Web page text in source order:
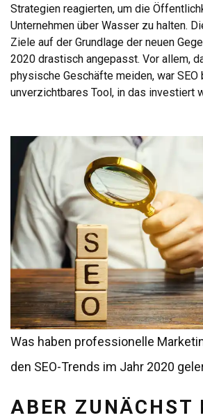
Strategien reagierten, um die
Unternehmen über Wasser zu halten.
Ziele auf der Grundlage der neuen
2020 drastisch angepasst. Vor allem,
physische Geschäfte meiden, war SEO
unverzichtbares Tool, in das investiert
Was haben professionelle
den SEO-Trends im Jahr 2020
ABER ZUNÄCHST